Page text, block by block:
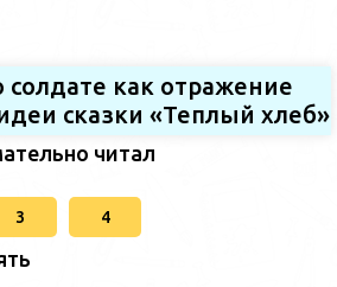
солдате как отражение
сказки «Теплый хлеб»
читал
3 4